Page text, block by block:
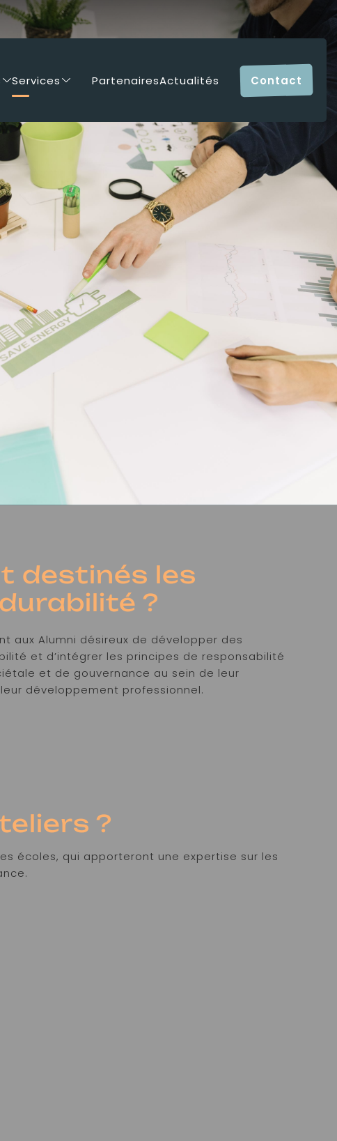
Services PartenairesActualités Contact
destinés les
?
aux Alumni désireux de développer des
et d’intégrer les principes de responsabilité
et de gouvernance au sein de leur
développement professionnel.
?
écoles, qui apporteront une expertise sur les